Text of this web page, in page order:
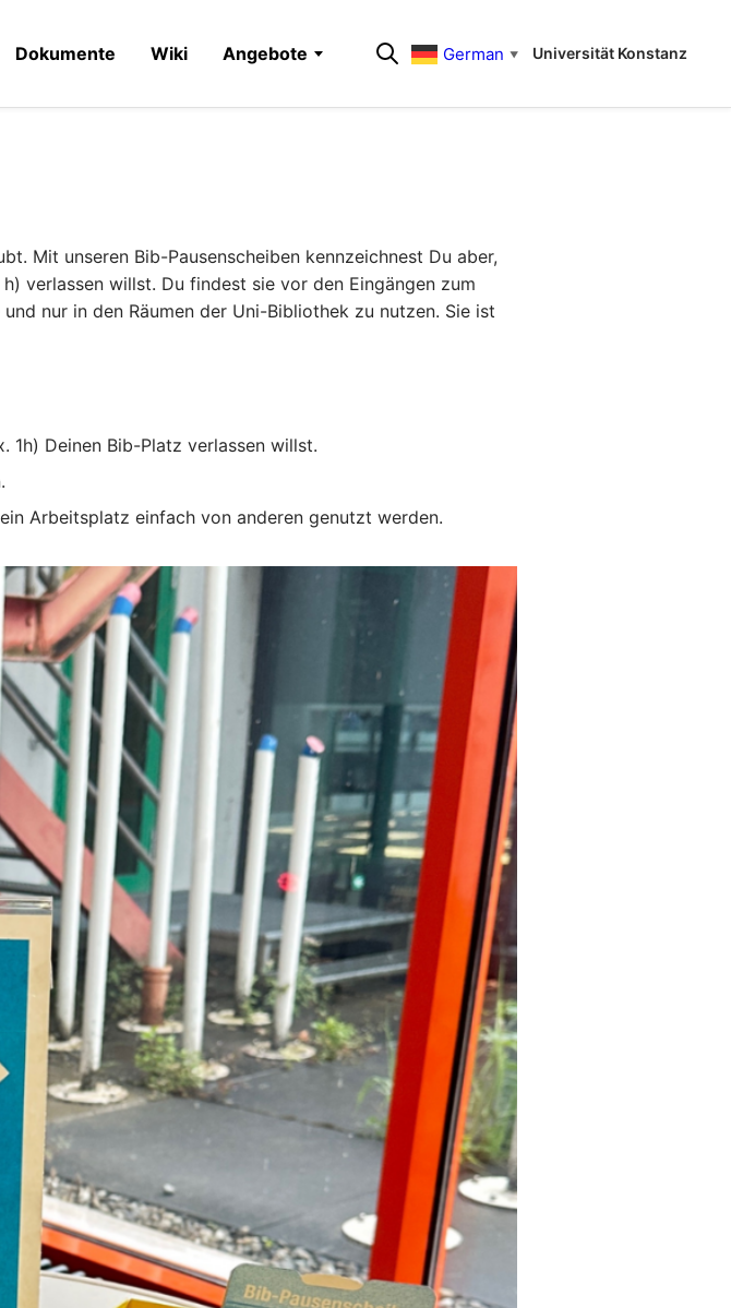
Dokumente Wiki Angebote German ▼ Universität Konstanz
Mit unseren Bib-Pausenscheiben kennzeichnest Du aber,
verlassen willst. Du findest sie vor den Eingängen zum
nur in den Räumen der Uni-Bibliothek zu nutzen. Sie ist
1h) Deinen Bib-Platz verlassen willst.
Arbeitsplatz einfach von anderen genutzt werden.